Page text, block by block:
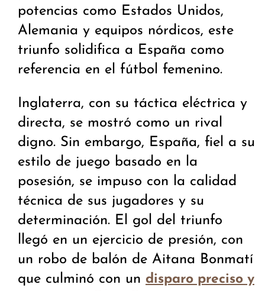
potencias como Estados Unidos,
Alemania y equipos nórdicos, este
triunfo solidifica a España como
referencia en el fútbol femenino.
Inglaterra, con su táctica eléctrica y
directa, se mostró como un rival
digno. Sin embargo, España, fiel a su
estilo de juego basado en la
posesión, se impuso con la calidad
técnica de sus jugadores y su
determinación. El gol del triunfo
llegó en un ejercicio de presión, con
un robo de balón de Aitana Bonmatí
que culminó con un disparo preciso y